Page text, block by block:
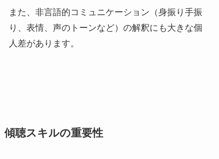
また、非言語的コミュニケーション（身振り手振
り、表情、声のトーンなど）の解釈にも大きな個
人差があります。
傾聴スキルの重要性